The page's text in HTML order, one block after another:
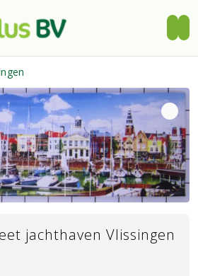
jachthaven Vlissingen